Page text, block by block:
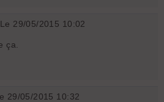
29/05/2015 10:02
ça.
29/05/2015 10:32